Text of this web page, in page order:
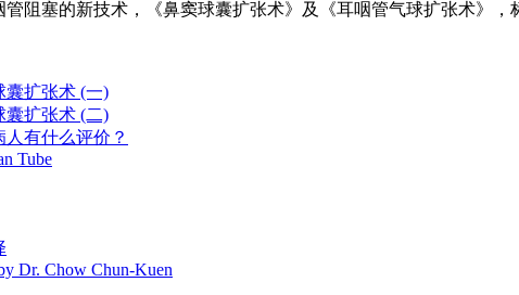
阻塞的新技术，《鼻窦球囊扩张术》及《耳咽管气球扩张术》，
扩张术 (一)
扩张术 (二)
有什么评价？
Tube
Dr. Chow Chun-Kuen